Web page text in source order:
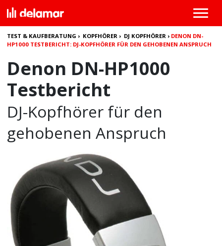
TEST & KAUFBERATUNG › KOPFHÖRER › DJ KOPFHÖRER › DENON DN-
HP1000 TESTBERICHT: DJ-KOPFHÖRER FÜR DEN GEHOBENEN ANSPRUCH
Denon DN-HP1000
Testbericht
DJ-Kopfhörer für den
gehobenen Anspruch